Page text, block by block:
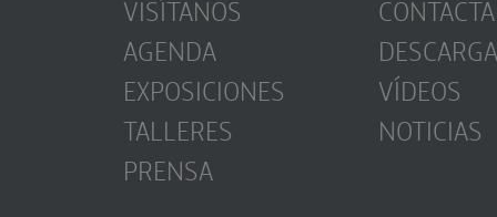
VISÍTANOS
AGENDA
EXPOSICIONES
TALLERES
PRENSA
CONTACTA
VÍDEOS
NOTICIAS